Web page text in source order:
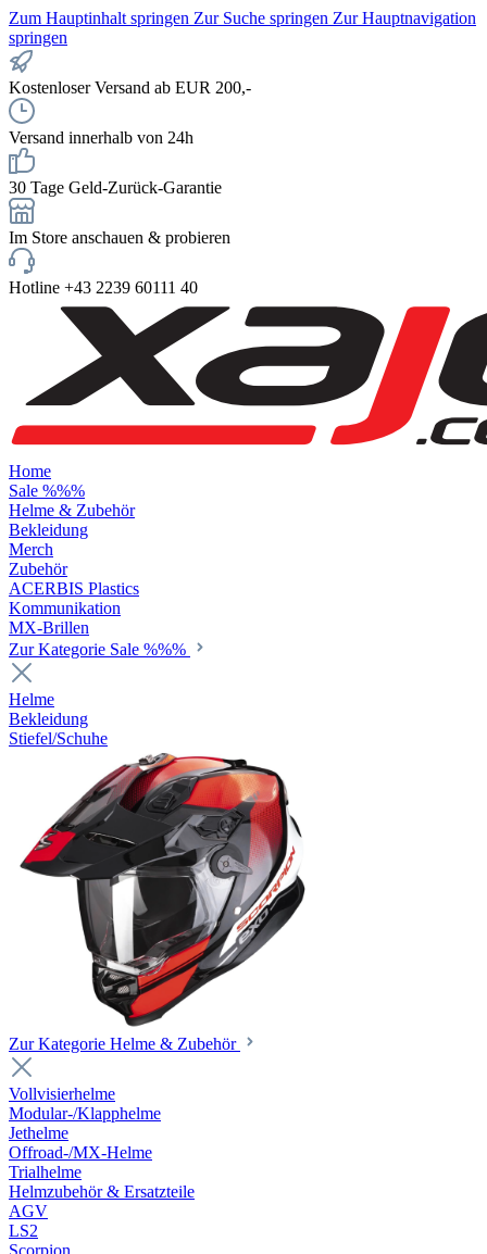
Zum Hauptinhalt springen Zur Suche springen Zur Hauptnavigation
springen
Kostenloser Versand ab EUR 200,-
Versand innerhalb von 24h
30 Tage Geld-Zurück-Garantie
Im Store anschauen & probieren
Hotline +43 2239 60111 40
Home
Sale %%%
Helme & Zubehör
Bekleidung
Merch
Zubehör
ACERBIS Plastics
Kommunikation
MX-Brillen
Zur Kategorie Sale %%%
Helme
Bekleidung
Stiefel/Schuhe
Zur Kategorie Helme & Zubehör
Vollvisierhelme
Modular-/Klapphelme
Jethelme
Offroad-/MX-Helme
Trialhelme
Helmzubehör & Ersatzteile
AGV
LS2